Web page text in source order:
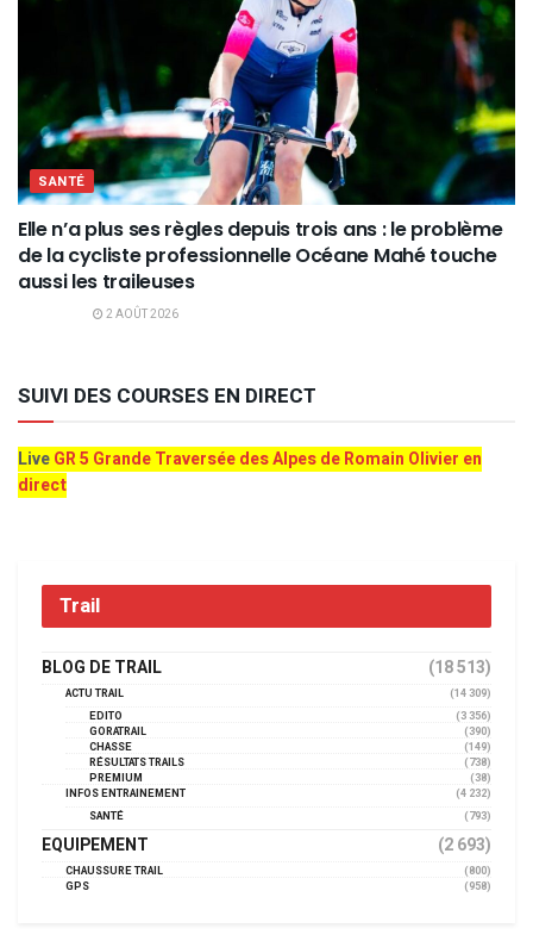
SANTÉ
Elle n’a plus ses règles depuis trois ans : le problème
de la cycliste professionnelle Océane Mahé touche
aussi les traileuses
2 AOÛT 2026
SUIVI DES COURSES EN DIRECT
LiveGR 5 Grande Traversée des Alpes de Romain Olivier en
direct
Trail
BLOG DE TRAIL (18 513)
ACTU TRAIL
(14 309)
EDITO
(3 356)
GORATRAIL
(390)
CHASSE
(149)
RÉSULTATS TRAILS
(738)
PREMIUM
(38)
INFOS ENTRAINEMENT
(4 232)
SANTÉ
(793)
EQUIPEMENT (2 693)
CHAUSSURE TRAIL
(800)
GPS
(958)